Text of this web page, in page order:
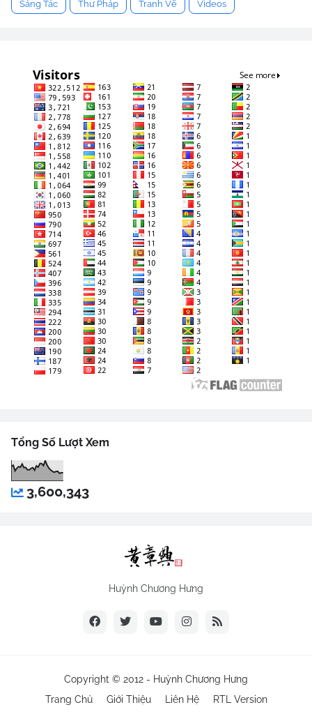
Sáng Tác Thư Pháp Tranh Vẽ Videos
Tổng Số Lượt Xem
3,600,343
Huỳnh Chương Hưng
Copyright © 2012 - Huỳnh Chương Hưng
Trang Chủ
Giới Thiệu Liên Hệ RTL Version